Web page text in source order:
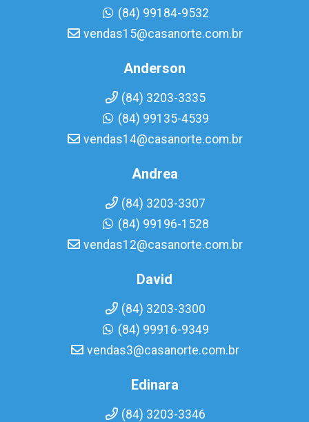
(84) 99184-9532
vendas15@casanorte.com.br
Anderson
(84) 3203-3335
(84) 99135-4539
vendas14@casanorte.com.br
Andrea
(84) 3203-3307
(84) 99196-1528
vendas12@casanorte.com.br
David
(84) 3203-3300
(84) 99916-9349
vendas3@casanorte.com.br
Edinara
(84) 3203-3346